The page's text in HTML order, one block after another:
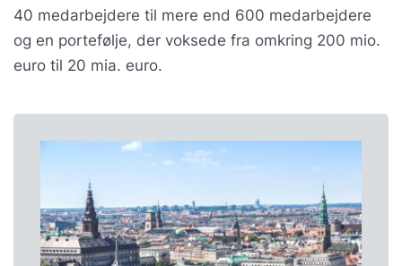
40 medarbejdere til mere end 600 medarbejdere
og en portefølje, der voksede fra omkring 200 mio.
euro til 20 mia. euro.